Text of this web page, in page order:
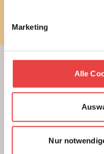
Marketing
Alle
Nur
Unterstützung beim
Kauf einer
Modernisierung von
Das BSB Beratungsnetz